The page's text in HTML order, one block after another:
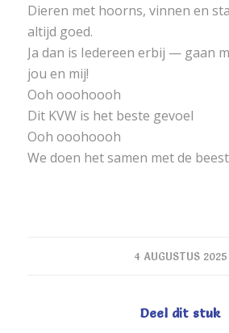
Dieren met hoorns, vinnen en
altijd goed.
Ja dan is Iedereen erbij — gaan
jou en mij!
Ooh ooohoooh
Dit KVW is het beste gevoel
Ooh ooohoooh
We doen het samen met de
4 AUGUSTUS 2025
Deel dit stuk